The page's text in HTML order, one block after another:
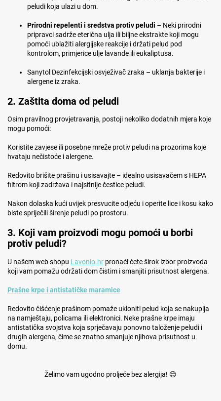
peludi koja ulazi u dom.
Prirodni repelenti i sredstva protiv peludi – Neki prirodni
pripravci sadrže eterična ulja ili biljne ekstrakte koji mogu
pomoći ublažiti alergijske reakcije i držati pelud pod
kontrolom, primjerice ulje lavande ili eukaliptusa.
Sanytol Dezinfekcijski osvježivač zraka – uklanja bakterije i
alergene iz zraka.
2. Zaštita doma od peludi
Osim pravilnog provjetravanja, postoji nekoliko dodatnih mjera koje
mogu pomoći:
Koristite zavjese ili posebne mreže protiv peludi na prozorima koje
hvataju nečistoće i alergene.
Redovito brišite prašinu i usisavajte – idealno usisavačem s HEPA
filtrom koji zadržava i najsitnije čestice peludi.
Nakon dolaska kući uvijek presvucite odjeću i operite lice i kosu kako
biste spriječili širenje peludi po prostoru.
3. Koji vam proizvodi mogu pomoći u borbi
protiv peludi?
U našem web shopu Lavonio.hr pronaći ćete širok izbor proizvoda
koji vam pomažu održati dom čistim i smanjiti prisutnost alergena.
Prašne krpe i antistatičke maramice
Redovito čišćenje prašinom pomaže ukloniti pelud koja se nakuplja
na namještaju, policama ili elektronici. Neke prašne krpe imaju
antistatička svojstva koja sprječavaju ponovno taloženje peludi i
drugih alergena, čime se znatno smanjuje njihova prisutnost u
domu.
Želimo vam ugodno proljeće bez alergija! 😊